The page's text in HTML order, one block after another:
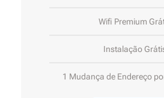
Wifi Premium
Instalação
1 Mudança de Endereço